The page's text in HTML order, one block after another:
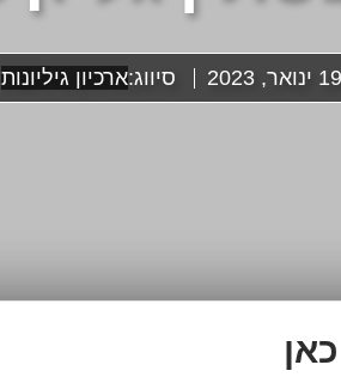
19 ינואר, 2023 סיווג:ארכיון גיליונות